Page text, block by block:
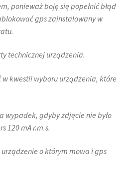
ponieważ boję się popełnić błąd
gps zainstalowany w
technicznej urządzenia.
w kwestii wyboru urządzenia, które
wypadek, gdyby zdjęcie nie było
120 mA r.m.s.
o którym mowa i gps